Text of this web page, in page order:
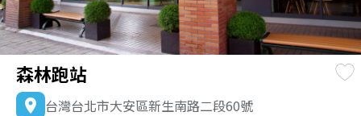
森林跑站
location_on 台灣台北市大安區新生南路二段60號